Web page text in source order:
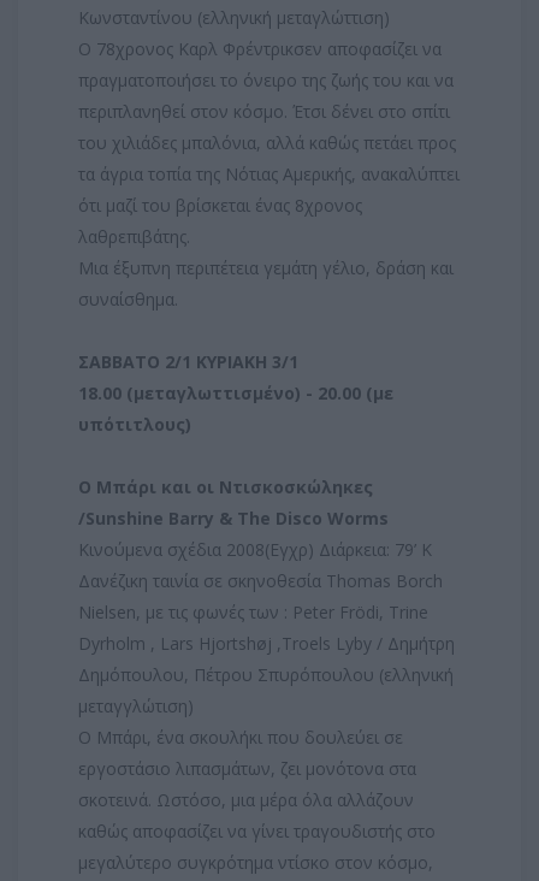
Κωνσταντίνου (ελληνική μεταγλώττιση)
Ο 78χρονος Καρλ Φρέντρικσεν αποφασίζει να
πραγματοποιήσει το όνειρο της ζωής του και να
περιπλανηθεί στον κόσμο. Έτσι δένει στο σπίτι
του χιλιάδες μπαλόνια, αλλά καθώς πετάει προς
τα άγρια τοπία της Νότιας Αμερικής, ανακαλύπτει
ότι μαζί του βρίσκεται ένας 8χρονος
λαθρεπιβάτης.
Μια έξυπνη περιπέτεια γεμάτη γέλιο, δράση και
συναίσθημα.
ΣΑΒΒΑΤΟ 2/1 ΚΥΡΙΑΚΗ 3/1
18.00 (μεταγλωττισμένο) - 20.00 (με
υπότιτλους)
Ο Μπάρι και οι Ντισκοσκώληκες
/Sunshine Barry & The Disco Worms
Κινούμενα σχέδια 2008(Εγχρ) Διάρκεια: 79’ Κ
Δανέζικη ταινία σε σκηνοθεσία Thomas Borch
Nielsen, με τις φωνές των : Peter Frödi, Trine
Dyrholm , Lars Hjortshøj ,Troels Lyby / Δημήτρη
Δημόπουλου, Πέτρου Σπυρόπουλου (ελληνική
μεταγγλώτιση)
Ο Μπάρι, ένα σκουλήκι που δουλεύει σε
εργοστάσιο λιπασμάτων, ζει μονότονα στα
σκοτεινά. Ωστόσο, μια μέρα όλα αλλάζουν
καθώς αποφασίζει να γίνει τραγουδιστής στο
μεγαλύτερο συγκρότημα ντίσκο στον κόσμο,